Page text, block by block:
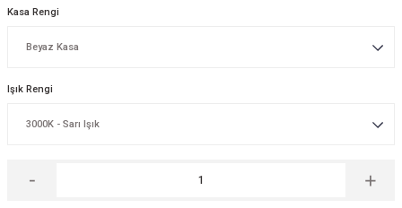
Kasa Rengi
Işık Rengi